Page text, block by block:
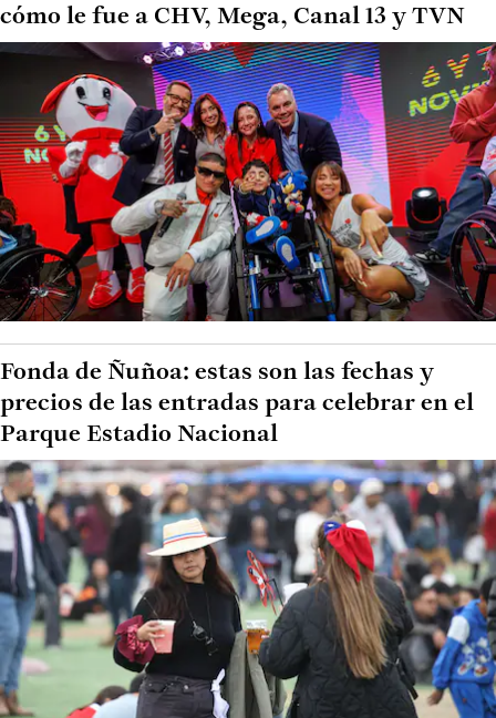
cómo le fue a CHV, Mega, Canal 13 y TVN
Fonda de Ñuñoa: estas son las fechas y
precios de las entradas para celebrar en el
Parque Estadio Nacional